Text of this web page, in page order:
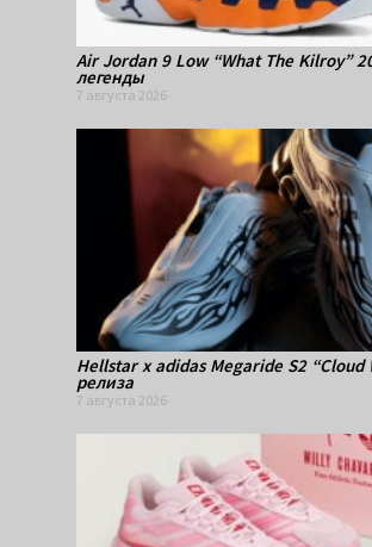
Air Jordan 9 Low “What The Kilroy”
легенды
7 августа 2026
Hellstar x adidas Megaride S2 “Cloud
релиза
7 августа 2026